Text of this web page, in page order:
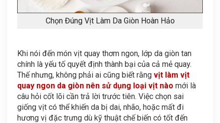
Chọn Đúng Vịt Làm Da Giòn Hoàn Hảo
Khi nói đến món vịt quay thơm ngon, lớp da giòn tan
chính là yếu tố quyết định thành bại của cả mẻ quay.
Thế nhưng, không phải ai cũng biết rằng vịt làm vịt
quay ngon da giòn nên sử dụng loại vịt nào mới là
câu hỏi cốt lõi cần trả lời trước tiên. Việc chọn sai
giống vịt có thể khiến da bị dai, nhão, hoặc mất đi
hương vị đặc trưng dù kỹ thuật chế biến có tốt đến